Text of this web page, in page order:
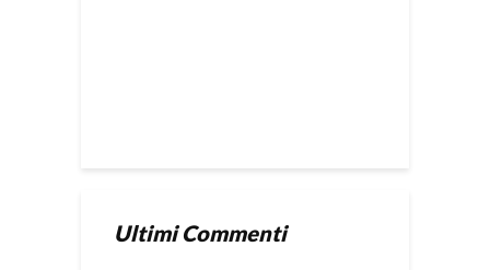
Ultimi Commenti